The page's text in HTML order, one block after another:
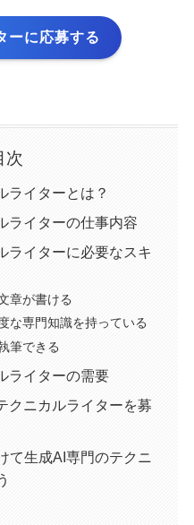
ーに応募する
次
ライターとは？
ライターの仕事内容
ライターに必要なスキ
章が書ける
な専門知識を持っている
筆できる
ライターの需要
クニカルライターを募
て生成AI専門のテクニ